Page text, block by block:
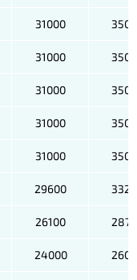
31000
31000
31000
31000
31000
29600
26100
24000